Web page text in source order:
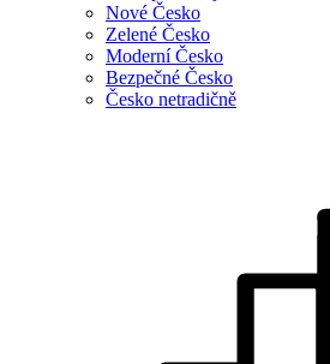
Nové Česko
Zelené Česko
Moderní Česko
Bezpečné Česko
Česko netradičně